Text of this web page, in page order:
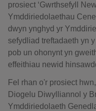
prosiect ‘Gwrthsefyll
Ymddiriedolaethau
dwyn ynghyd yr
sefydliad treftadaeth yn
pob un ohonynt yn
effeithiau newid
Fel rhan o'r prosiect
Diogelu Diwylliannol y
Ymddiriedolaeth